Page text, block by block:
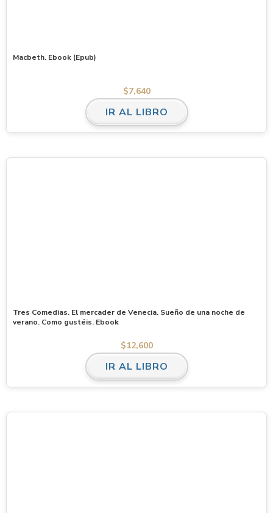
Macbeth. Ebook (Epub)
$7,640
IR AL LIBRO
Tres Comedias. El mercader de Venecia. Sueño de una noche de
verano. Como gustéis. Ebook
$12,600
IR AL LIBRO